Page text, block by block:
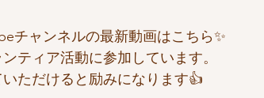
チャンネルの最新動画はこちら✨
ティア活動に参加しています。
ただけると励みになります👍